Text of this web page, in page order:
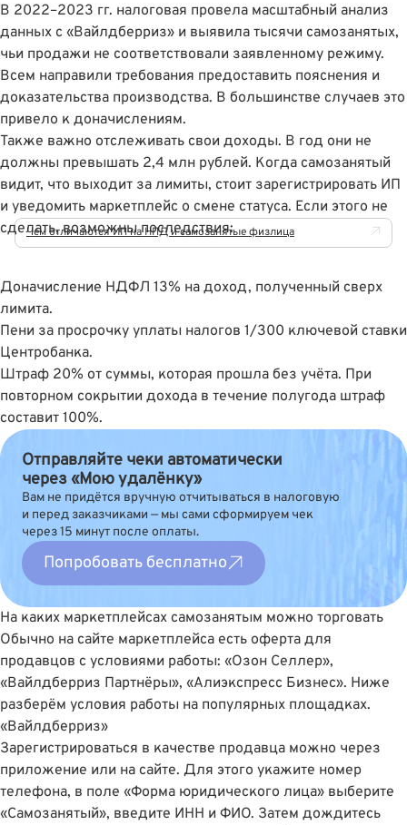
В 2022–2023 гг. налоговая провела масштабный анализ
данных с «Вайлдберриз» и выявила тысячи самозанятых,
чьи продажи не соответствовали заявленному режиму.
Всем направили требования предоставить пояснения и
доказательства производства. В большинстве случаев это
привело к доначислениям.
Также важно отслеживать свои доходы. В год они не
должны превышать 2,4 млн рублей. Когда самозанятый
видит, что выходит за лимиты, стоит зарегистрировать ИП
и уведомить маркетплейс о смене статуса. Если этого не
сделать, возможны последствия:
Чем отличаются ИП на НПД и самозанятые физлица
Доначисление НДФЛ 13% на доход, полученный сверх
лимита.
Пени за просрочку уплаты налогов 1/300 ключевой ставки
Центробанка.
Штраф 20% от суммы, которая прошла без учёта. При
повторном сокрытии дохода в течение полугода штраф
составит 100%.
Отправляйте чеки автоматически
через «Мою удалёнку»
Вам не придётся вручную отчитываться в налоговую
и перед заказчиками — мы сами сформируем чек
через 15 минут после оплаты.
Попробовать бесплатно
На каких маркетплейсах самозанятым можно торговать
Обычно на сайте маркетплейса есть оферта для
продавцов с условиями работы: «Озон Селлер»,
«Вайлдберриз Партнëры», «Алиэкспресс Бизнес». Ниже
разберём условия работы на популярных площадках.
«Вайлдберриз»
Зарегистрироваться в качестве продавца можно через
приложение или на сайте. Для этого укажите номер
телефона, в поле «Форма юридического лица» выберите
«Самозанятый», введите ИНН и ФИО. Затем дождитесь